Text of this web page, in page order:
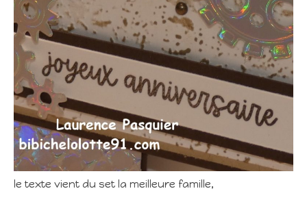
le texte vient du set la meilleure famille,